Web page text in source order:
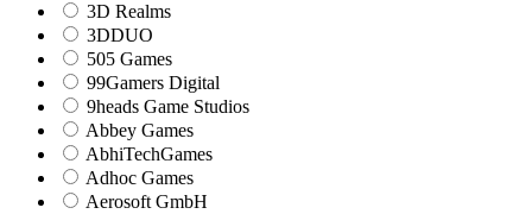
3D Realms
3DDUO
505 Games
99Gamers Digital
9heads Game Studios
Abbey Games
AbhiTechGames
Adhoc Games
Aerosoft GmbH